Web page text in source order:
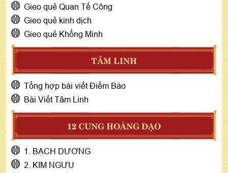
Gieo quẻ Quan Tế Công
Gieo quẻ kinh dịch
Gieo quẻ Khổng Minh
TÂM LINH
Tổng hợp bài viết Điềm Báo
Bài Viết Tâm Linh
12 CUNG HOÀNG ĐẠO
1. BẠCH DƯƠNG
2. KIM NGƯU